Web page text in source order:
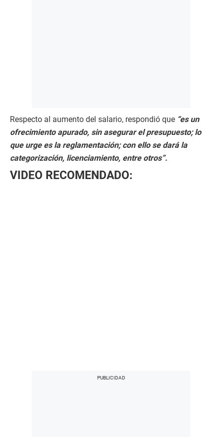
Respecto al aumento del salario, respondió que “es un
ofrecimiento apurado, sin asegurar el presupuesto; lo
que urge es la reglamentación; con ello se dará la
categorización, licenciamiento, entre otros”.
VIDEO RECOMENDADO: